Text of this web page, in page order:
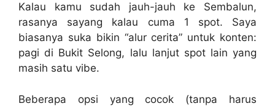
Kalau kamu sudah jauh-jauh ke Sembalun,
rasanya sayang kalau cuma 1 spot. Saya
biasanya suka bikin “alur cerita” untuk konten:
pagi di Bukit Selong, lalu lanjut spot lain yang
masih satu vibe.
Beberapa opsi yang cocok (tanpa harus